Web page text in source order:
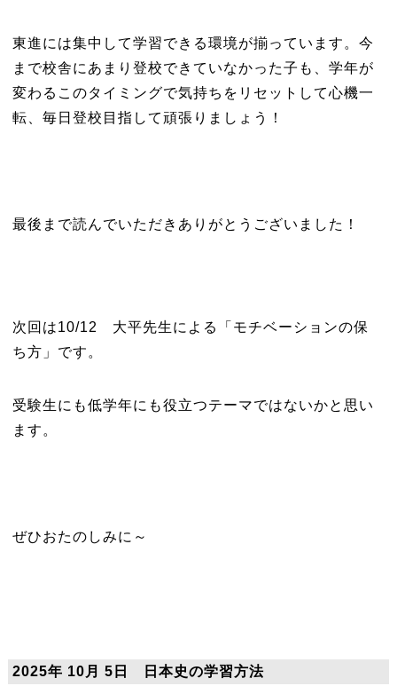
東進には集中して学習できる環境が揃っています。今
まで校舎にあまり登校できていなかった子も、学年が
変わるこのタイミングで気持ちをリセットして心機一
転、毎日登校目指して頑張りましょう！
最後まで読んでいただきありがとうございました！
次回は10/12 大平先生による「モチベーションの保
ち方」です。
受験生にも低学年にも役立つテーマではないかと思い
ます。
ぜひおたのしみに～
2025年 10月 5日 日本史の学習方法